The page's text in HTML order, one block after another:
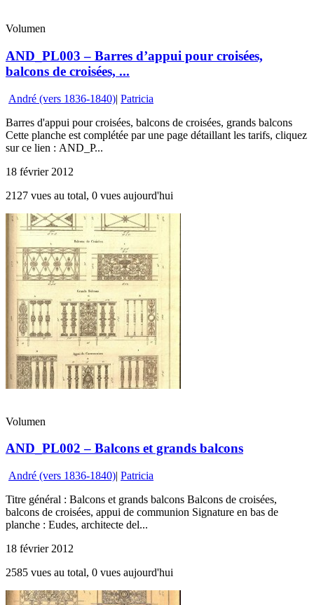
Volumen
AND_PL003 – Barres d’appui pour croisées,
balcons de croisées, ...
André (vers 1836-1840)| Patricia
Barres d'appui pour croisées, balcons de croisées, grands balcons
Cette planche est complétée par une page détaillant les tarifs, cliquez
sur ce lien : AND_P...
18 février 2012
2127 vues au total, 0 vues aujourd'hui
Volumen
AND_PL002 – Balcons et grands balcons
André (vers 1836-1840)| Patricia
Titre général : Balcons et grands balcons Balcons de croisées,
balcons de croisées, appui de communion Signature en bas de
planche : Eudes, architecte del...
18 février 2012
2585 vues au total, 0 vues aujourd'hui